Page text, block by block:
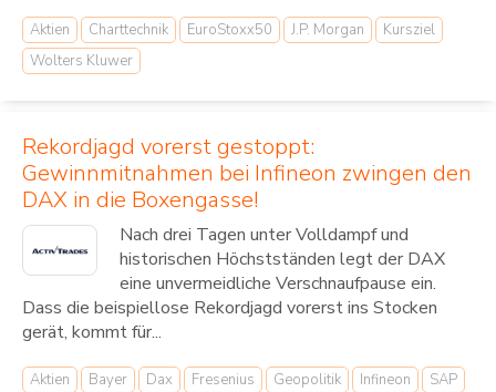
Aktien Charttechnik EuroStoxx50 J.P. Morgan
Kursziel
Wolters Kluwer
Rekordjagd vorerst gestoppt:
Gewinnmitnahmen bei Infineon zwingen den
DAX in die Boxengasse!
Nach drei Tagen unter Volldampf und
historischen Höchstständen legt der DAX
eine unvermeidliche Verschnaufpause ein.
Dass die beispiellose Rekordjagd vorerst ins Stocken
gerät, kommt für...
Aktien Bayer Dax Fresenius Geopolitik Infineon SAP